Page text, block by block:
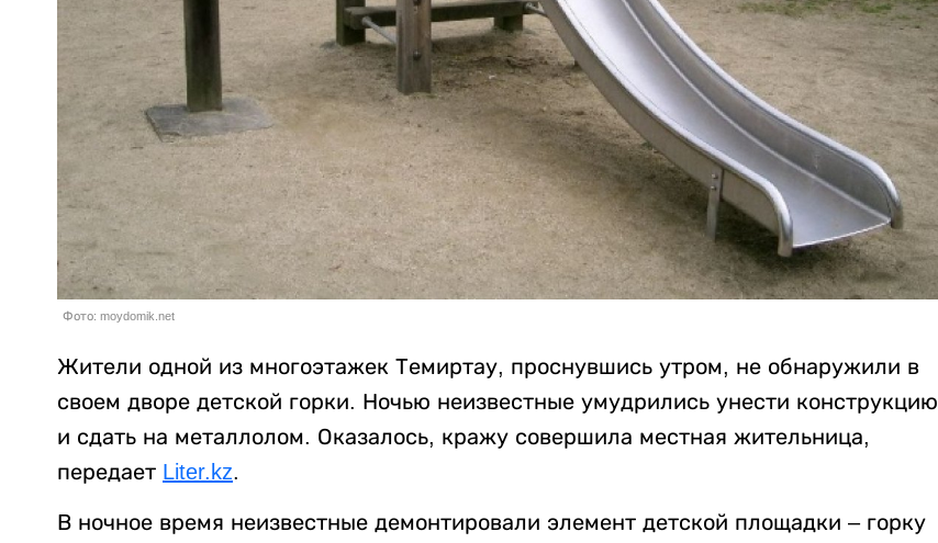
Фото: moydomik.net
Жители одной из многоэтажек Темиртау, проснувшись утром, не обнаружили в
своем дворе детской горки. Ночью неизвестные умудрились унести конструкцию
и сдать на металлолом. Оказалось, кражу совершила местная жительница,
передает Liter.kz.
В ночное время неизвестные демонтировали элемент детской площадки – горку